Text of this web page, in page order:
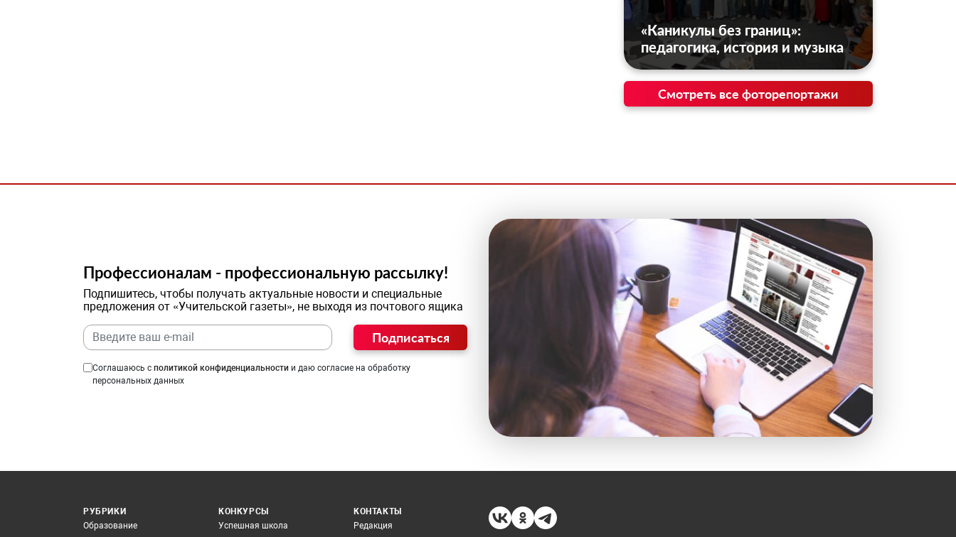
«Каникулы без границ»:
педагогика, история и музыка
Смотреть все фоторепортажи
Профессионалам - профессиональную рассылку!
Подпишитесь, чтобы получать актуальные новости и специальные
предложения от «Учительской газеты», не выходя из почтового ящика
Подписаться
Соглашаюсь с политикой конфиденциальности и даю согласие на обработку
персональных данных
РУБРИКИ
Образование
КОНКУРСЫ
Успешная школа
КОНТАКТЫ
Редакция